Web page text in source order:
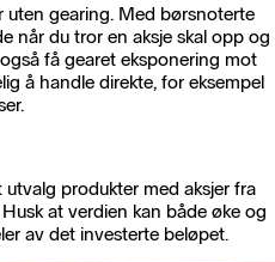
uten gearing. Med børsnoterte
når du tror en aksje skal opp og
få gearet eksponering mot
å handle direkte, for eksempel
produkter med aksjer fra
at verdien kan både øke og
av det investerte beløpet.